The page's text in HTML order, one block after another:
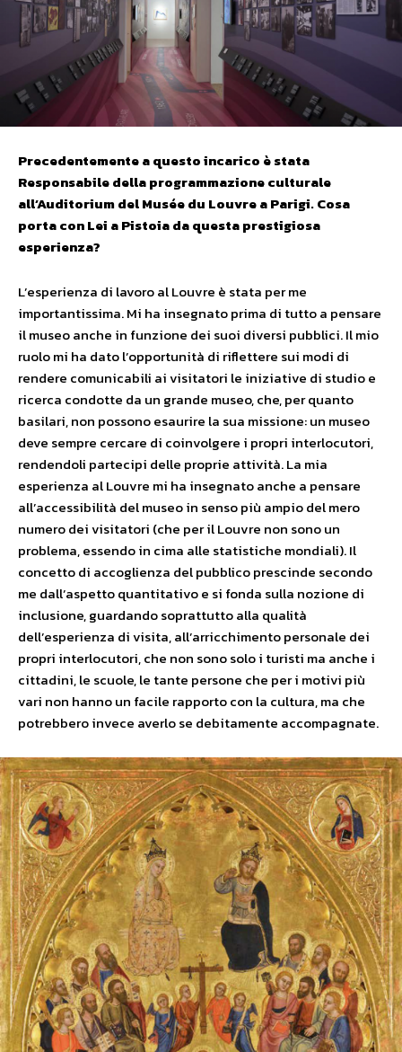
Precedentemente a questo incarico è stata
Responsabile della programmazione culturale
all’Auditorium del Musée du Louvre a Parigi. Cosa
porta con Lei a Pistoia da questa prestigiosa
esperienza?
L’esperienza di lavoro al Louvre è stata per me
importantissima. Mi ha insegnato prima di tutto a pensare
il museo anche in funzione dei suoi diversi pubblici. Il mio
ruolo mi ha dato l’opportunità di riflettere sui modi di
rendere comunicabili ai visitatori le iniziative di studio e
ricerca condotte da un grande museo, che, per quanto
basilari, non possono esaurire la sua missione: un museo
deve sempre cercare di coinvolgere i propri interlocutori,
rendendoli partecipi delle proprie attività. La mia
esperienza al Louvre mi ha insegnato anche a pensare
all’accessibilità del museo in senso più ampio del mero
numero dei visitatori (che per il Louvre non sono un
problema, essendo in cima alle statistiche mondiali). Il
concetto di accoglienza del pubblico prescinde secondo
me dall’aspetto quantitativo e si fonda sulla nozione di
inclusione, guardando soprattutto alla qualità
dell’esperienza di visita, all’arricchimento personale dei
propri interlocutori, che non sono solo i turisti ma anche i
cittadini, le scuole, le tante persone che per i motivi più
vari non hanno un facile rapporto con la cultura, ma che
potrebbero invece averlo se debitamente accompagnate.